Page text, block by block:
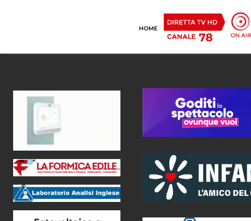
HOME